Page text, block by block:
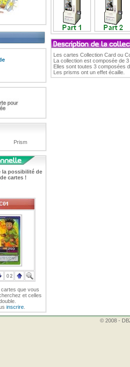
Prism
la possibilité de
cartes !
que vous
et celles
inscrire.
Les cartes Collection Card ou
La collection est composée de
Elles sont toutes 3 composées
Les prisms ont un effet écaille.
© 2008 -